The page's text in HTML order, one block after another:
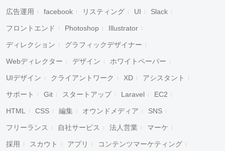
広告運用 facebook リスティング UI Slack
フロントエンド Photoshop Illustrator
ディレクション グラフィックデザイナー
Webディレクター デザイン ホワイトペーパー
UIデザイン クライアントワーク XD アシスタント
サポート Git スタートアップ Laravel EC2
HTML CSS 編集 オウンドメディア SNS
フリーランス 自社サービス 法人営業 マーケ
採用 スカウト アプリ コンテンツマーケティング